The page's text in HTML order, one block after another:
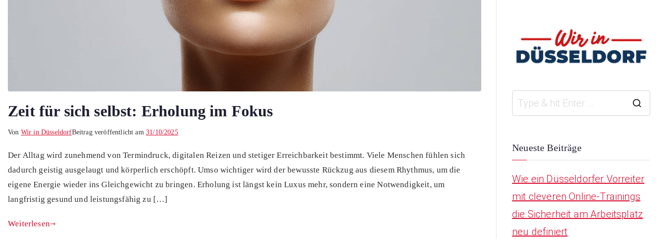
Zeit für sich selbst: Erholung im Fokus
Von Wir in DüsseldorfBeitrag veröffentlicht am 31/10/2025
Der Alltag wird zunehmend von Termindruck, digitalen Reizen und stetiger Erreichbarkeit bestimmt. Viele Menschen fühlen sich
dadurch geistig ausgelaugt und körperlich erschöpft. Umso wichtiger wird der bewusste Rückzug aus diesem Rhythmus, um die
eigene Energie wieder ins Gleichgewicht zu bringen. Erholung ist längst kein Luxus mehr, sondern eine Notwendigkeit, um
langfristig gesund und leistungsfähig zu […]
Weiterlesen
r
Neueste Beiträge
Wie ein Düsseldorfer Vorreiter
mit cleveren Online-Trainings
die Sicherheit am Arbeitsplatz
neu definiert